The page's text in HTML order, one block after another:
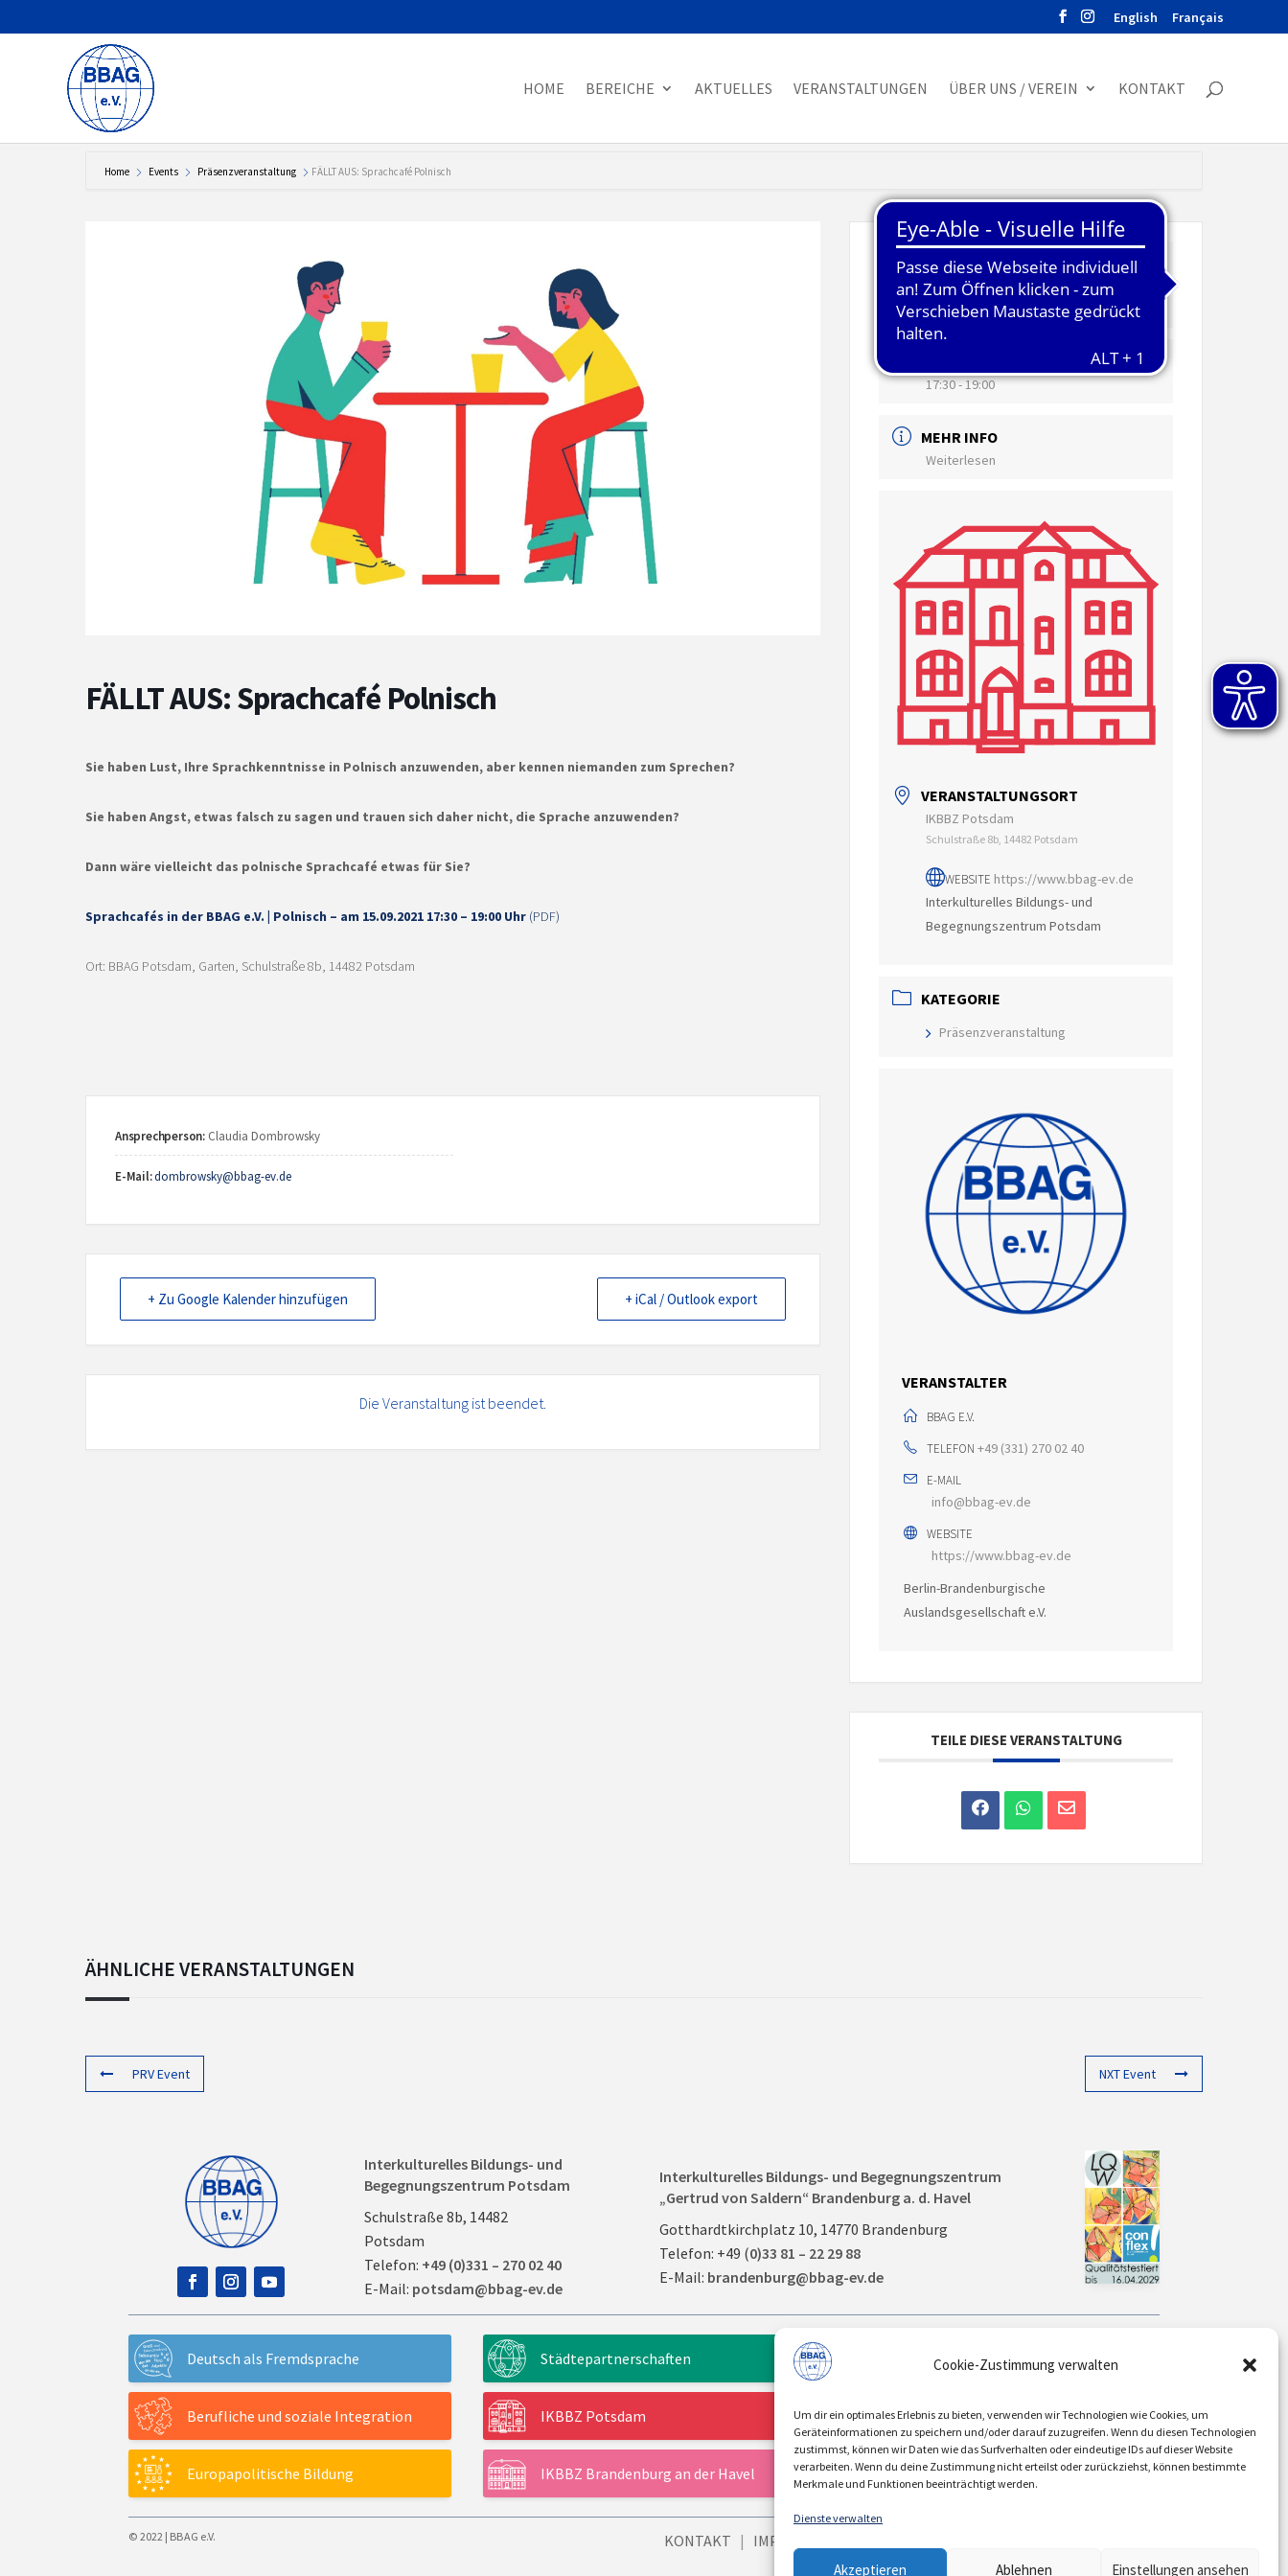
Cookie-Zustimmung verwalten
Um dir ein optimales Erlebnis zu bieten, verwenden wir Technologien wie Cookies, um
Geräteinformationen zu speichern und/oder darauf zuzugreifen. Wenn du diesen Technologien
zustimmst, können wir Daten wie das Surfverhalten oder eindeutige IDs auf dieser Website
verarbeiten. Wenn du deine Zustimmung nicht erteilst oder zurückziehst, können bestimmte
Merkmale und Funktionen beeinträchtigt werden.
Dienste verwalten
Akzeptieren Ablehnen Einstellungen ansehen
English Français
HOME BEREICHE AKTUELLES VERANSTALTUNGEN ÜBER UNS / VEREIN KONTAKT
Home Events Präsenzveranstaltung FÄLLT AUS: Sprachcafé Polnisch
FÄLLT AUS: Sprachcafé Polnisch
Sie haben Lust, Ihre Sprachkenntnisse in Polnisch anzuwenden, aber kennen niemanden zum Sprechen?
Sie haben Angst, etwas falsch zu sagen und trauen sich daher nicht, die Sprache anzuwenden?
Dann wäre vielleicht das polnische Sprachcafé etwas für Sie?
Sprachcafés in der BBAG e.V. | Polnisch – am 15.09.2021 17:30 – 19:00 Uhr (PDF)
Ort: BBAG Potsdam, Garten, Schulstraße 8b, 14482 Potsdam
Ansprechperson: Claudia Dombrowsky
E-Mail:dombrowsky@bbag-ev.de
+ Zu Google Kalender hinzufügen + iCal / Outlook export
Die Veranstaltung ist beendet.
DATUM
15. September 2021
Vorbei!
17:30 - 19:00
MEHR INFO
Weiterlesen
VERANSTALTUNGSORT
IKBBZ Potsdam
Schulstraße 8b, 14482 Potsdam
WEBSITE https://www.bbag-ev.de
Interkulturelles Bildungs- und
Begegnungszentrum Potsdam
KATEGORIE
Präsenzveranstaltung
VERANSTALTER
BBAG E.V.
TELEFON +49 (331) 270 02 40
E-MAIL
info@bbag-ev.de
WEBSITE
https://www.bbag-ev.de
Berlin-Brandenburgische
Auslandsgesellschaft e.V.
TEILE DIESE VERANSTALTUNG
ÄHNLICHE VERANSTALTUNGEN
PRV Event NXT Event
Interkulturelles Bildungs- und
Begegnungszentrum Potsdam
Schulstraße 8b, 14482
Potsdam
Telefon: +49 (0)331 – 270 02 40
E-Mail: potsdam@bbag-ev.de
Interkulturelles Bildungs- und Begegnungszentrum
„Gertrud von Saldern“ Brandenburg a. d. Havel
Gotthardtkirchplatz 10, 14770 Brandenburg
Telefon: +49 (0)33 81 – 22 29 88
E-Mail: brandenburg@bbag-ev.de
Deutsch als Fremdsprache
Berufliche und soziale Integration
Europapolitische Bildung
Städtepartnerschaften
IKBBZ Potsdam
IKBBZ Brandenburg an der Havel
Veranstaltungen
Über uns / Verein
© 2022 | BBAG e.V. KONTAKT | IMPRESSUM